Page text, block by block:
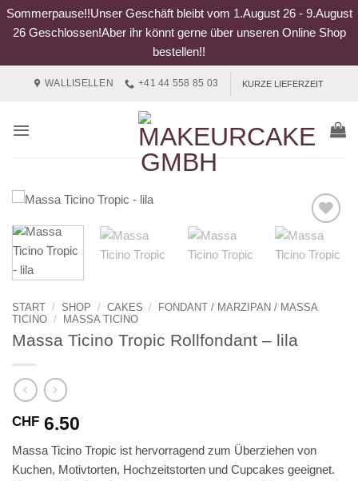
Sommerpause!!Unser Geschäft bleibt vom 1.August 26 - 9.August
26 Geschlossen!Aber ihr könnt gerne über unseren Online Shop
bestellen!!
WALLISELLEN +41 44 558 85 03 KURZE LIEFERZEIT
START / SHOP / CAKES / FONDANT / MARZIPAN / MASSA
TICINO / MASSA TICINO
Massa Ticino Tropic Rollfondant – lila
CHF 6.50
Massa Ticino Tropic ist hervorragend zum Überziehen von
Kuchen, Motivtorten, Hochzeitstorten und Cupcakes geeignet.